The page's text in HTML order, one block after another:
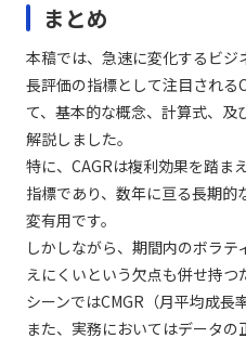
まとめ
本稿では、急速に変化するビ
長評価の指標として注目される
て、基本的な概念、計算式、及
解説しました。
特に、CAGRは複利効果を踏ま
指標であり、数年に亘る長期
変有用です。
しかしながら、期間内のボラ
えにくいという欠点も併せ持
シーンではCMGR（月平均成長
また、実務においてはデータ